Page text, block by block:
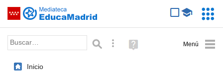
Saltar navegación
Palabra o frase: Búsqueda avanzada
Ayuda
(en
Inicio